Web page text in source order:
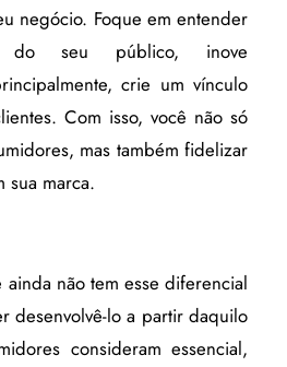
negócio. Foque em entender
do seu público, inove
crie um vínculo
Com isso, você não só
mas também fidelizar
sua marca.
não tem esse diferencial
desenvolvê-lo a partir daquilo
consideram essencial,